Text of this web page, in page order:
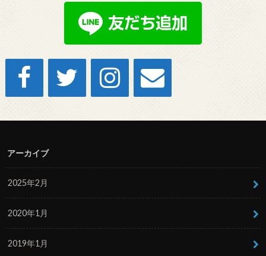
アーカイブ
2025年2月
2020年1月
2019年1月